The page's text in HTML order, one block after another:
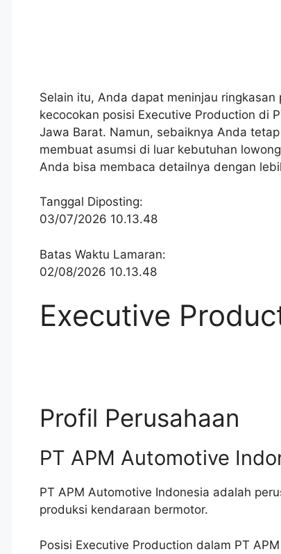
Selain itu, Anda dapat meninjau
kecocokan posisi Executive Production di
Jawa Barat. Namun, sebaiknya Anda
membuat asumsi di luar kebutuhan
Anda bisa membaca detailnya dengan
Tanggal Diposting:
03/07/2026 10.13.48
Batas Waktu Lamaran:
02/08/2026 10.13.48
Executive
Profil Perusahaan
PT APM Automotive
PT APM Automotive Indonesia adalah
produksi kendaraan bermotor.
Posisi Executive Production dalam PT